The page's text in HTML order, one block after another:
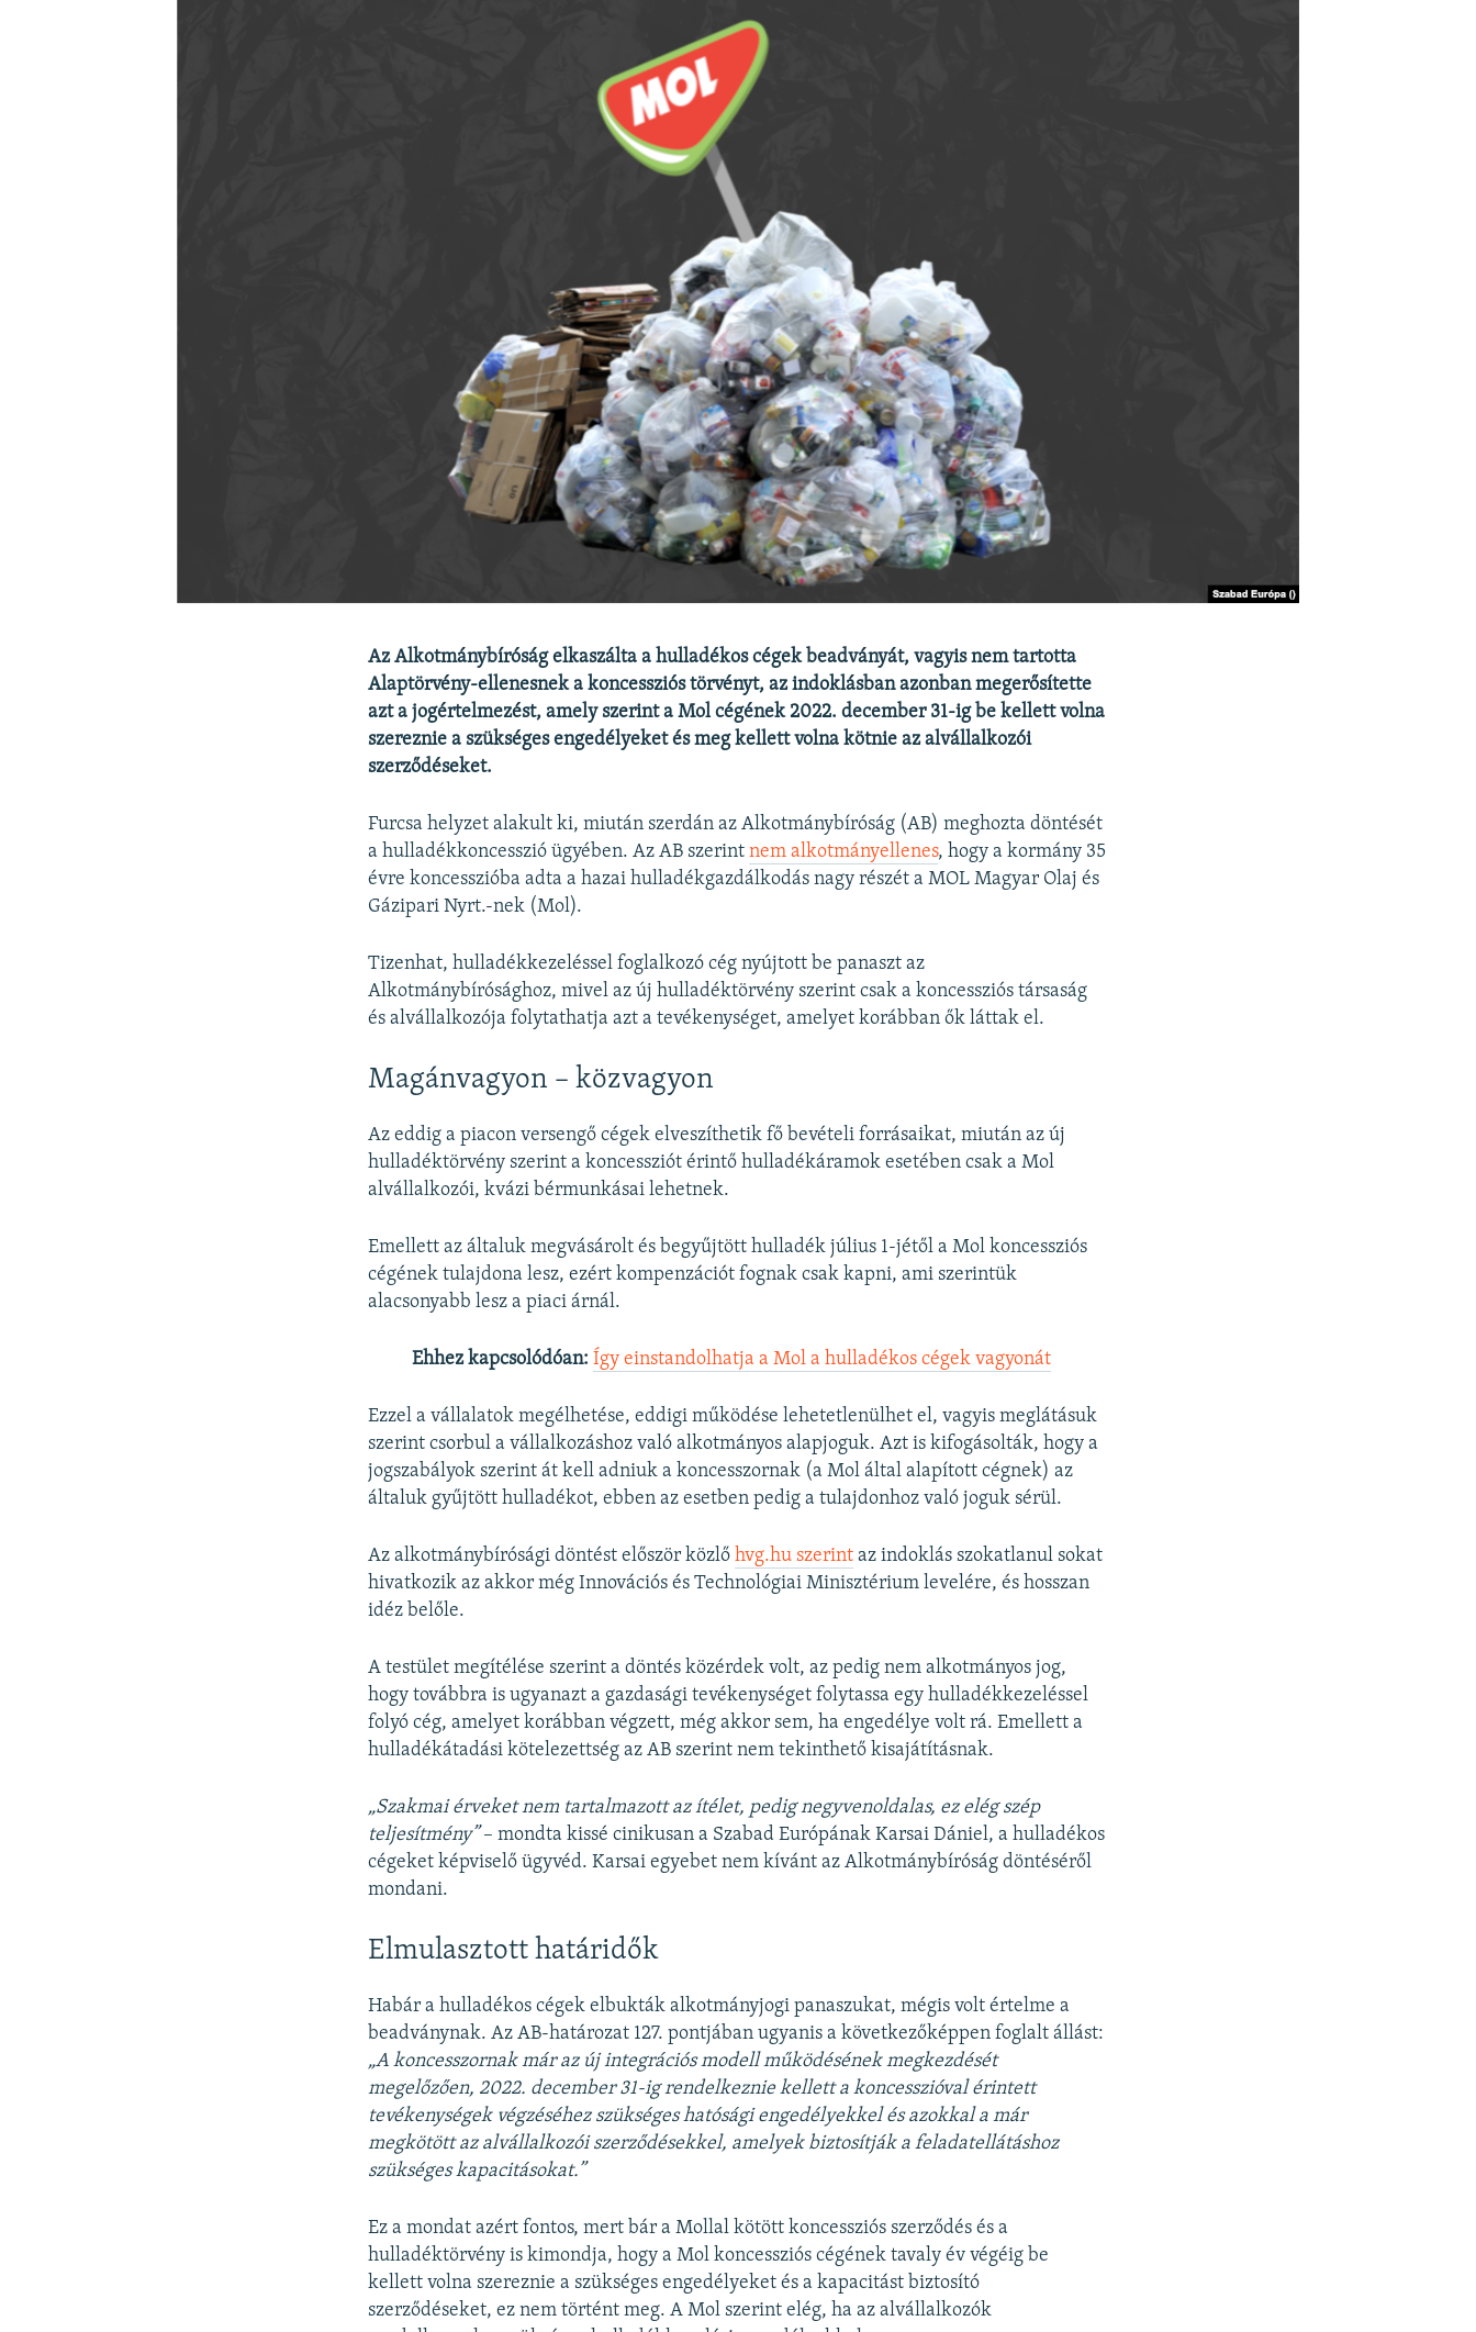
Az Alkotmánybíróság elkaszálta a hulladékos cégek beadványát, vagyis nem tartotta
Alaptörvény-ellenesnek a koncessziós törvényt, az indoklásban azonban megerősítette
azt a jogértelmezést, amely szerint a Mol cégének 2022. december 31-ig be kellett volna
szereznie a szükséges engedélyeket és meg kellett volna kötnie az alvállalkozói
szerződéseket.
Furcsa helyzet alakult ki, miután szerdán az Alkotmánybíróság (AB) meghozta döntését
a hulladékkoncesszió ügyében. Az AB szerintnem alkotmányellenes, hogy a kormány 35
évre koncesszióba adta a hazai hulladékgazdálkodás nagy részét a MOL Magyar Olaj és
Gázipari Nyrt.-nek (Mol).
Tizenhat, hulladékkezeléssel foglalkozó cég nyújtott be panaszt az
Alkotmánybírósághoz, mivel az új hulladéktörvény szerint csak a koncessziós társaság
és alvállalkozója folytathatja azt a tevékenységet, amelyet korábban ők láttak el.
Magánvagyon – közvagyon
Az eddig a piacon versengő cégek elveszíthetik fő bevételi forrásaikat, miután az új
hulladéktörvény szerint a koncessziót érintő hulladékáramok esetében csak a Mol
alvállalkozói, kvázi bérmunkásai lehetnek.
Emellett az általuk megvásárolt és begyűjtött hulladék július 1-jétől a Mol koncessziós
cégének tulajdona lesz, ezért kompenzációt fognak csak kapni, ami szerintük
alacsonyabb lesz a piaci árnál.
Ehhez kapcsolódóan: Így einstandolhatja a Mol a hulladékos cégek vagyonát
Ezzel a vállalatok megélhetése, eddigi működése lehetetlenülhet el, vagyis meglátásuk
szerint csorbul a vállalkozáshoz való alkotmányos alapjoguk. Azt is kifogásolták, hogy a
jogszabályok szerint át kell adniuk a koncesszornak (a Mol által alapított cégnek) az
általuk gyűjtött hulladékot, ebben az esetben pedig a tulajdonhoz való joguk sérül.
Az alkotmánybírósági döntést először közlőhvg.hu szerint az indoklás szokatlanul sokat
hivatkozik az akkor még Innovációs és Technológiai Minisztérium levelére, és hosszan
idéz belőle.
A testület megítélése szerint a döntés közérdek volt, az pedig nem alkotmányos jog,
hogy továbbra is ugyanazt a gazdasági tevékenységet folytassa egy hulladékkezeléssel
folyó cég, amelyet korábban végzett, még akkor sem, ha engedélye volt rá. Emellett a
hulladékátadási kötelezettség az AB szerint nem tekinthető kisajátításnak.
„Szakmai érveket nem tartalmazott az ítélet, pedig negyvenoldalas, ez elég szép
teljesítmény”– mondta kissé cinikusan a Szabad Európának Karsai Dániel, a hulladékos
cégeket képviselő ügyvéd. Karsai egyebet nem kívánt az Alkotmánybíróság döntéséről
mondani.
Elmulasztott határidők
Habár a hulladékos cégek elbukták alkotmányjogi panaszukat, mégis volt értelme a
beadványnak. Az AB-határozat 127. pontjában ugyanis a következőképpen foglalt állást:
„A koncesszornak már az új integrációs modell működésének megkezdését
megelőzően, 2022. december 31-ig rendelkeznie kellett a koncesszióval érintett
tevékenységek végzéséhez szükséges hatósági engedélyekkel és azokkal a már
megkötött az alvállalkozói szerződésekkel, amelyek biztosítják a feladatellátáshoz
szükséges kapacitásokat.”
Ez a mondat azért fontos, mert bár a Mollal kötött koncessziós szerződés és a
hulladéktörvény is kimondja, hogy a Mol koncessziós cégének tavaly év végéig be
kellett volna szereznie a szükséges engedélyeket és a kapacitást biztosító
szerződéseket, ez nem történt meg. A Mol szerint elég, ha az alvállalkozók